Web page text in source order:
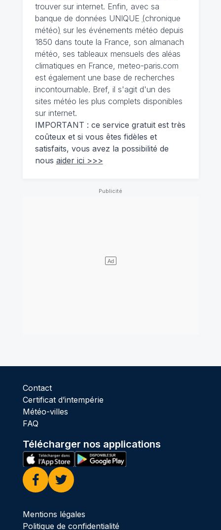
trouver sur internet. Enfin, avec sa
banque de données UNIQUE (chronique
météo) sur les événements météo depuis
1850 dans toute la France, son almanach
météo, ses tableaux mensuels des aléas
climatiques en France, meteo-paris.com
est également une base de recherches
incontournable. Bref, il s'agit d'un des
sites météo les plus complets disponibles
sur internet.
IMPORTANT : ce service gratuit est très
coûteux et si vous êtes fidèles et
satisfaits, vous avez la possibilité de
nous aider ici >>>
Contact
Certificat d’intempérie
Météo-villes
FAQ
Télécharger nos applications
Facebook
Twitter
Mentions légales
Politique de confidentialité